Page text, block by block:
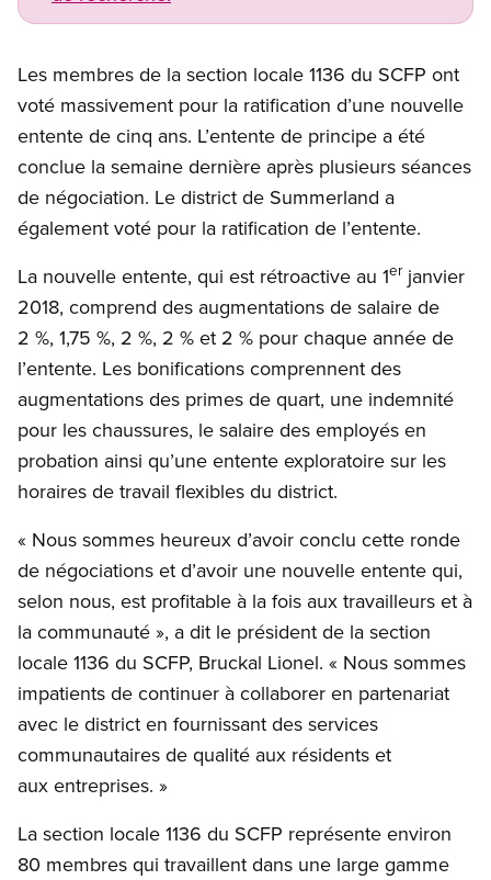
Les membres de la section locale 1136 du SCFP ont
voté massivement pour la ratification d’une nouvelle
entente de cinq ans. L’entente de principe a été
conclue la semaine dernière après plusieurs séances
de négociation. Le district de Summerland a
également voté pour la ratification de l’entente.
La nouvelle entente, qui est rétroactive au 1erjanvier
2018, comprend des augmentations de salaire de
2 %, 1,75 %, 2 %, 2 % et 2 % pour chaque année de
l’entente. Les bonifications comprennent des
augmentations des primes de quart, une indemnité
pour les chaussures, le salaire des employés en
probation ainsi qu’une entente exploratoire sur les
horaires de travail flexibles du district.
« Nous sommes heureux d’avoir conclu cette ronde
de négociations et d’avoir une nouvelle entente qui,
selon nous, est profitable à la fois aux travailleurs et à
la communauté », a dit le président de la section
locale 1136 du SCFP, Bruckal Lionel. « Nous sommes
impatients de continuer à collaborer en partenariat
avec le district en fournissant des services
communautaires de qualité aux résidents et
aux entreprises. »
La section locale 1136 du SCFP représente environ
80 membres qui travaillent dans une large gamme